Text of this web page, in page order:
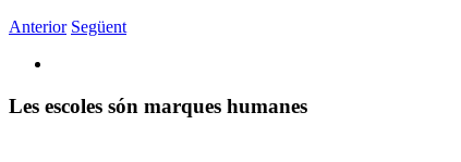
Anterior Següent
Image
Les escoles són marques humanes